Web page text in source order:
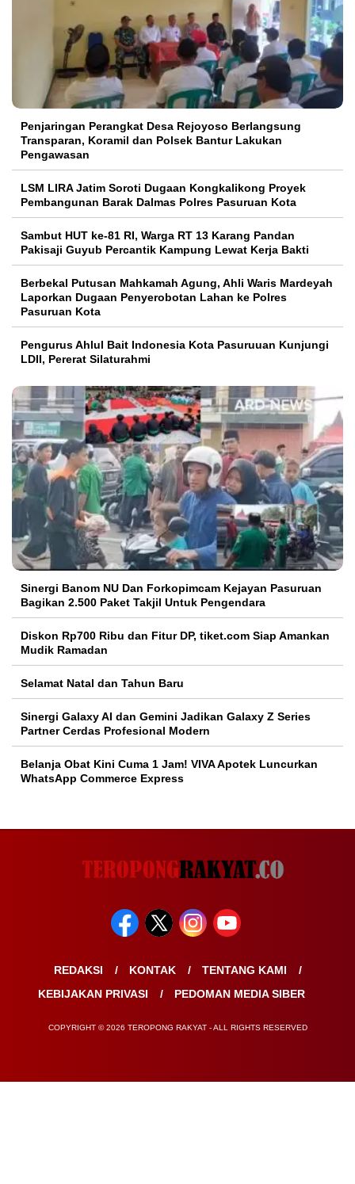
Penjaringan Perangkat Desa Rejoyoso Berlangsung
Transparan, Koramil dan Polsek Bantur Lakukan
Pengawasan
LSM LIRA Jatim Soroti Dugaan Kongkalikong Proyek
Pembangunan Barak Dalmas Polres Pasuruan Kota
Sambut HUT ke-81 RI, Warga RT 13 Karang Pandan
Pakisaji Guyub Percantik Kampung Lewat Kerja Bakti
Berbekal Putusan Mahkamah Agung, Ahli Waris Mardeyah
Laporkan Dugaan Penyerobotan Lahan ke Polres
Pasuruan Kota
Pengurus Ahlul Bait Indonesia Kota Pasuruuan Kunjungi
LDII, Pererat Silaturahmi
Sinergi Banom NU Dan Forkopimcam Kejayan Pasuruan
Bagikan 2.500 Paket Takjil Untuk Pengendara
Diskon Rp700 Ribu dan Fitur DP, tiket.com Siap Amankan
Mudik Ramadan
Selamat Natal dan Tahun Baru
Sinergi Galaxy AI dan Gemini Jadikan Galaxy Z Series
Partner Cerdas Profesional Modern
Belanja Obat Kini Cuma 1 Jam! VIVA Apotek Luncurkan
WhatsApp Commerce Express
REDAKSI KONTAK
TENTANG KAMI
KEBIJAKAN PRIVASI
PEDOMAN MEDIA SIBER
COPYRIGHT © 2026 TEROPONG RAKYAT - ALL RIGHTS RESERVED